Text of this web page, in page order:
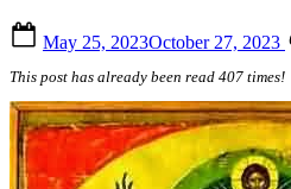
on
May 25, 2023October 27, 2023
This post has already been read 407 times!